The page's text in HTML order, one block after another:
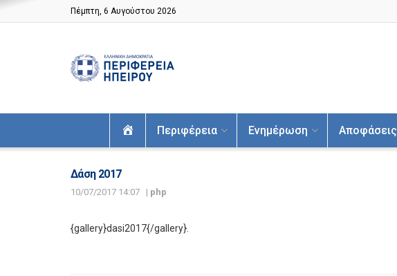
Πέμπτη, 6 Αυγούστου 2026
ΑρχικήΠεριφέρεια Ενημέρωση Αποφάσεις
Δάση 2017
10/07/2017 14:07 | php
{gallery}dasi2017{/gallery}.